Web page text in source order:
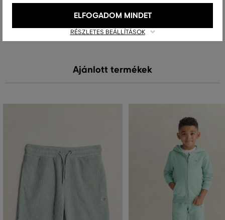
SZÁRÍTÁS VASALÁS
Ajánlott termékek
RÉSZLETES BEÁLLÍTÁSOK
ELFOGADOM MINDET